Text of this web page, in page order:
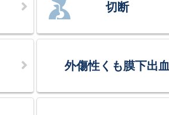
切断
外傷性くも膜下出血